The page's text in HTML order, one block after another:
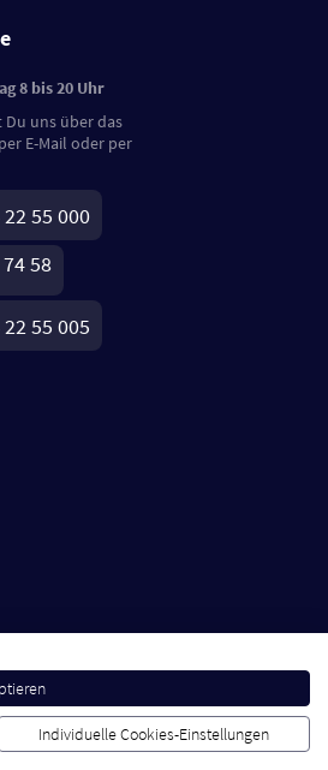
8 bis 20 Uhr
Du uns über das
E-Mail oder per
55 000
58
55 005
Individuelle Cookies-Einstellungen